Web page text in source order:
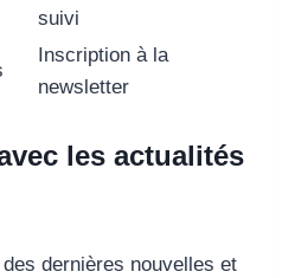
suivi
Inscription à la
newsletter
les actualités
dernières nouvelles et